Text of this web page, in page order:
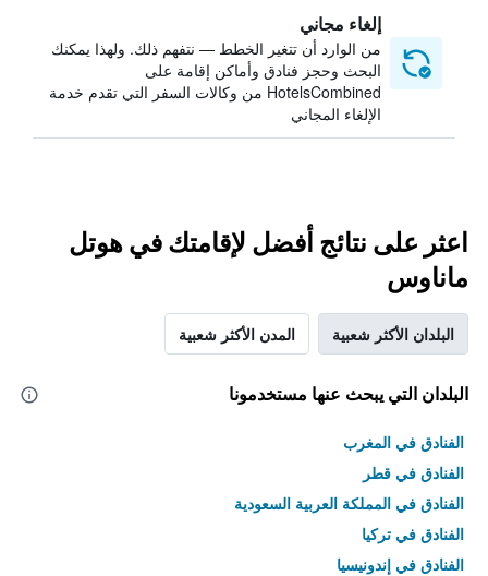
إلغاء مجاني
من الوارد أن تتغير الخطط — نتفهم ذلك. ولهذا يمكنك
البحث وحجز فنادق وأماكن إقامة على
HotelsCombined من وكالات السفر التي تقدم خدمة
الإلغاء المجاني
اعثر على نتائج أفضل لإقامتك في هوتل
ماناوس
البلدان الأكثر شعبية المدن الأكثر شعبية
البلدان التي يبحث عنها مستخدمونا
الفنادق في المغرب
الفنادق في قطر
الفنادق في المملكة العربية السعودية
الفنادق في تركيا
الفنادق في إندونيسيا